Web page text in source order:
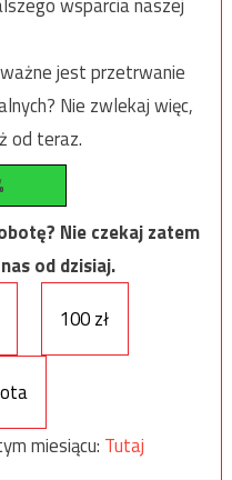
jest przetrwanie
Nie zwlekaj więc,
od teraz.
Nie czekaj zatem
od dzisiaj.
100 zł
miesiącu: Tutaj